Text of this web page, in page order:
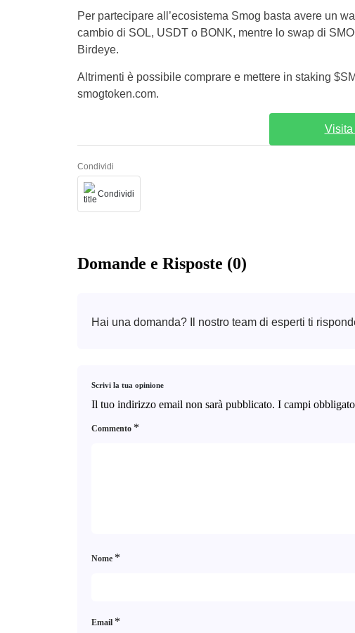
Per partecipare all’ecosistema Smog basta avere un
cambio di SOL, USDT o BONK, mentre lo swap di
Birdeye.
Altrimenti è possibile comprare e mettere in staking
smogtoken.com.
Visita
Condividi
Condividi
Domande e Risposte (0)
Hai una domanda? Il nostro team di esperti ti
Scrivi la tua opinione
Il tuo indirizzo email non sarà pubblicato. I campi
Commento *
Nome *
Email *